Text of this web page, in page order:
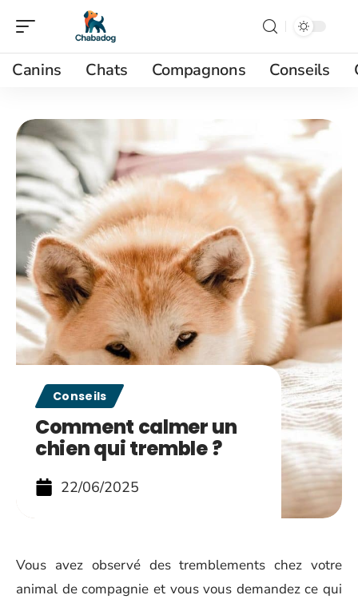
Canins Chats Compagnons Conseils
Conseils
Comment calmer un
chien qui tremble ?
22/06/2025
Vous avez observé des tremblements chez votre
animal de compagnie et vous vous demandez ce qui